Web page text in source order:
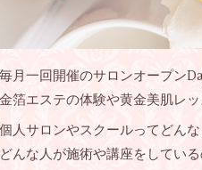
毎月一回開催のサロンオープン
金箔エステの体験や黄金美肌レ
個人サロンやスクールってどんな
どんな人が施術や講座をしてい